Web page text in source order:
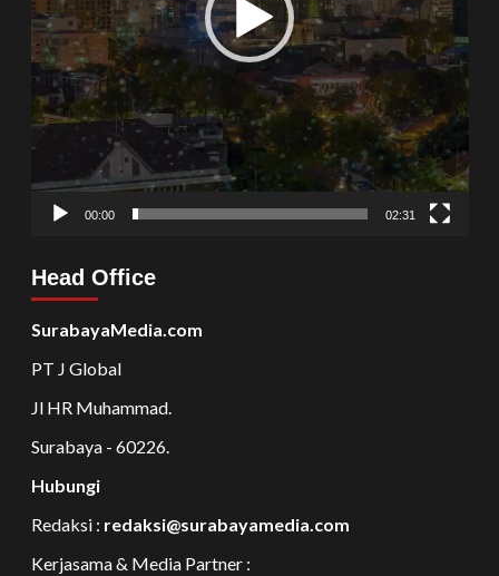
00:00 02:31
Head Office
SurabayaMedia.com
PT J Global
Jl HR Muhammad.
Surabaya - 60226.
Hubungi
Redaksi : redaksi@surabayamedia.com
Kerjasama & Media Partner :